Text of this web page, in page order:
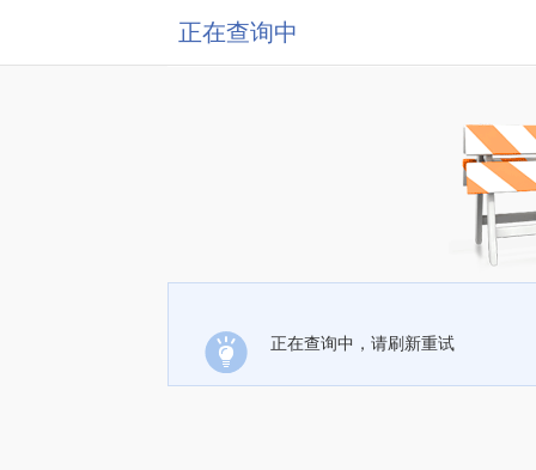
正在查询中
正在查询中，请刷新重试